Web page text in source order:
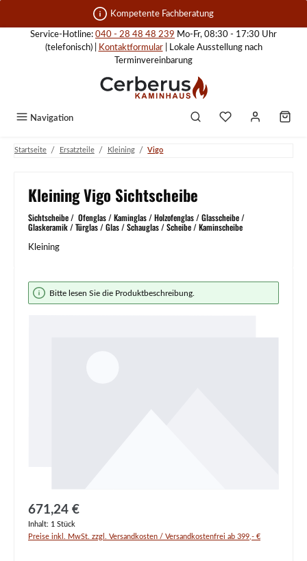
Zum Hauptinhalt springen Kompetente Fachberatung
Service-Hotline: 040 - 28 48 48 239 Mo-Fr, 08:30 - 17:30 Uhr
(telefonisch) |
Kontaktformular| Lokale Ausstellung nach
Terminvereinbarung
Navigation
Startseite / Ersatzteile / Kleining / Vigo
Kleining Vigo Sichtscheibe
Sichtscheibe / Ofenglas / Kaminglas / Holzofenglas / Glasscheibe /
Glaskeramik / Türglas / Glas / Schauglas / Scheibe / Kaminscheibe
Kleining
Bildergalerie überspringen
Bitte lesen Sie die Produktbeschreibung.
Regulärer Preis:
671,24 €
Inhalt: 1 Stück
Preise inkl. MwSt. zzgl. Versandkosten / Versandkostenfrei ab 399,- €